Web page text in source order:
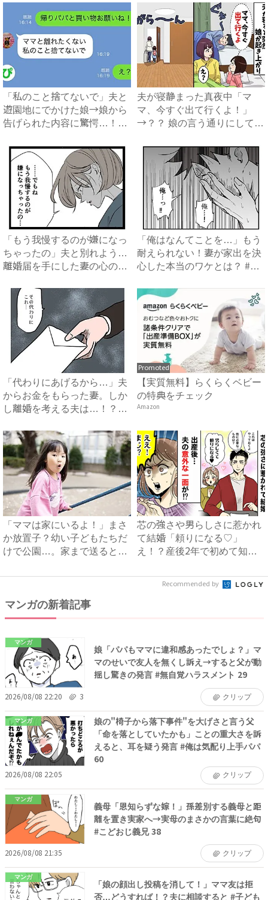
「私のこと捨てないで」夫と
遊園地にでかけた娘→娘から
告げられた内容に驚愕…！｜
夫が寝静まった真夜中「マ
マ、今すぐ出て行くよ！」
→？？ 娘の言う通りにしてみ
「もう我慢するのが嫌になっ
ちゃったの」夫と別れよう…
離婚届を手にした妻の心のう
「俺はなんてことを…」もう
耐えられない！妻が家出を決
心した本当のワケとは？ #
「代わりにあげるから…」夫
からお金をもらった妻。しか
し離婚を考える夫は…！？
Promoted
【実質無料】らくらくベビー
の特典をチェック
Amazon
「ママは家にいるよ！」まさ
か放置子？幼い子どもたちだ
けで公園…。家まで送ると、
芯の強さや男らしさに惹かれ
て結婚「頼りになる♡」
え！？産後2年で初めて知っ
Recommended by
マンガの新着記事
マンガ
娘「パパもママに違和感あったでしょ？」マ
マのせいで友人を無くし訴え→すると父が動
揺し驚きの発言 #無自覚ハラスメント 29
2026/08/08 22:20 3 クリップ
マンガ
娘の"椅子から落下事件"を大げさと言う父
「命を落としていたかも」ことの重大さを訴
えると、耳を疑う発言 #俺は気配り上手パパ
60
2026/08/08 22:05 クリップ
マンガ
義母「恩知らずな嫁！」孫差別する義母と距
離を置き実家へ→実母のまさかの言葉に絶句
#こどおじ義兄 38
2026/08/08 21:35 クリップ
マンガ
「娘の顔出し投稿を消して！」ママ友は拒
否…どうすれば！？夫に相談すると #子ども